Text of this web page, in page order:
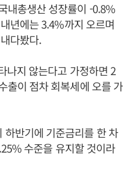
내총생산 성장률이 -0.8%
년에는 3.4%까지 오르며
다봤다.
나지 않는다고 가정하면 2
출이 점차 회복세에 오를 가
반기에 기준금리를 한 차
수준을 유지할 것이라